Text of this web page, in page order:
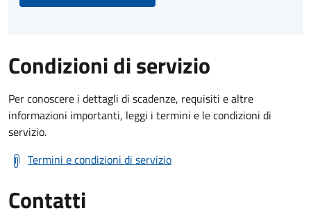
Condizioni di servizio
Per conoscere i dettagli di scadenze, requisiti e altre
informazioni importanti, leggi i termini e le condizioni di
servizio.
Termini e condizioni di servizio
Contatti